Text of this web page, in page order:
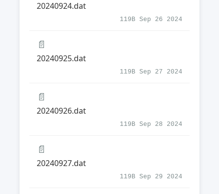
20240924.dat
119B Sep 26 2024
📄
20240925.dat
119B Sep 27 2024
📄
20240926.dat
119B Sep 28 2024
📄
20240927.dat
119B Sep 29 2024